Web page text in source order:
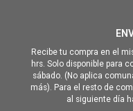
Recibe tu compra en el
hrs. Solo disponible para
sábado. (No aplica
más). Para el resto de
al siguiente día